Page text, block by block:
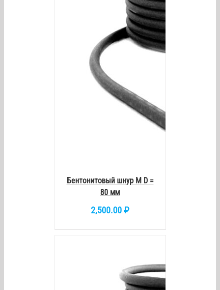
Бентонитовый шнур М D =
80 мм
2,500.00 ₽